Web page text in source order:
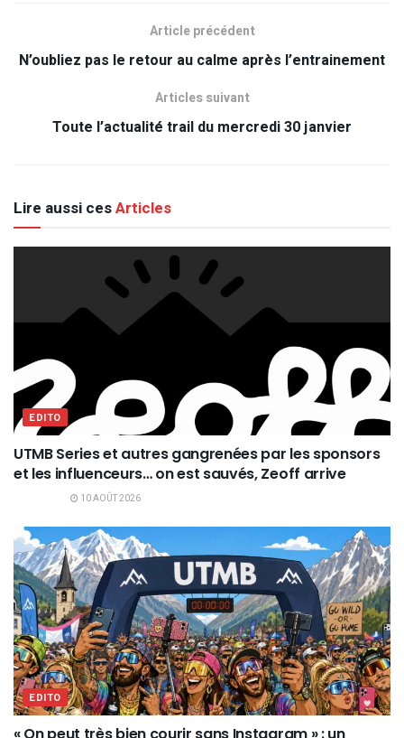
Article précédent
N’oubliez pas le retour au calme après l’entrainement
Articles suivant
Toute l’actualité trail du mercredi 30 janvier
Lire aussi cesArticles
EDITO
UTMB Series et autres gangrenées par les sponsors
et les influenceurs… on est sauvés, Zeoff arrive
10 AOÛT 2026
EDITO
« On peut très bien courir sans Instagram » : un